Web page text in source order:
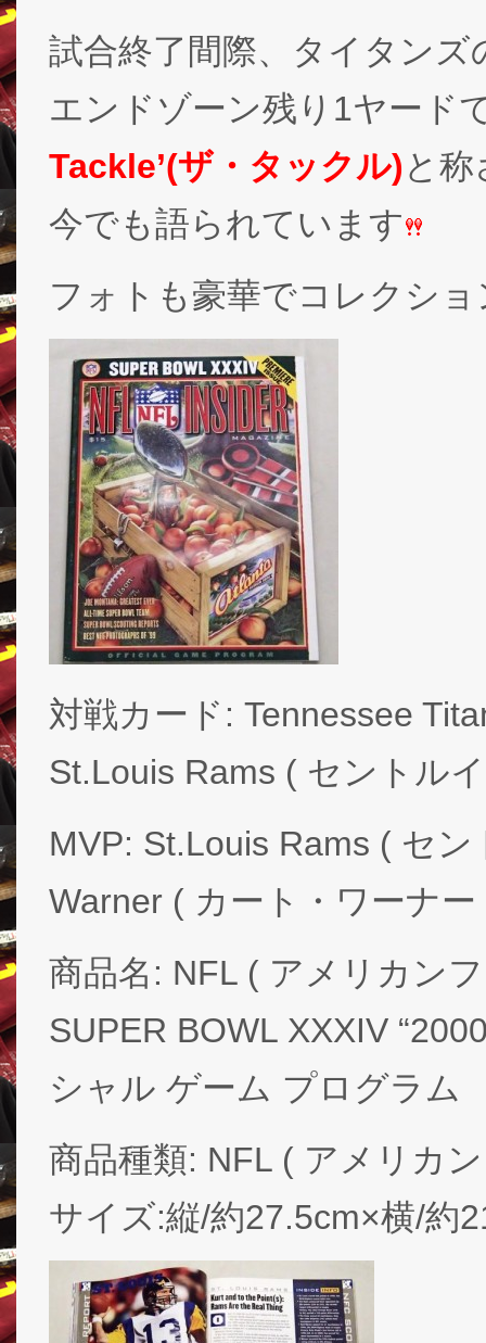
試合終了間際、タイタン
エンドゾーン残り1ヤード
Tackle’(ザ・タックル)と称
今でも語られています
フォトも豪華でコレクシ
対戦カード: Tennessee
St.Louis Rams ( セントル
MVP: St.Louis Rams ( セ
Warner ( カート・ワーナー
商品名: NFL ( アメリカン
SUPER BOWL XXXIV
シャル ゲーム プログラム
商品種類: NFL ( アメリカ
サイズ:縦/約27.5cm×横/約